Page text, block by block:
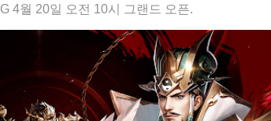
4월 20일 오전 10시 그랜드 오픈.